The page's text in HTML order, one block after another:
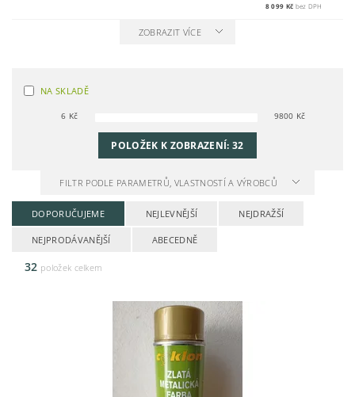
8 099 Kč bez DPH
ZOBRAZIT VÍCE
NA SKLADĚ
6 Kč 9800 Kč
POLOŽEK K ZOBRAZENÍ:32
FILTR PODLE PARAMETRŮ, VLASTNOSTÍ A VÝROBCŮ
DOPORUČUJEME NEJLEVNĚJŠÍ NEJDRAŽŠÍ
NEJPRODÁVANĚJŠÍ ABECEDNĚ
32 položek celkem